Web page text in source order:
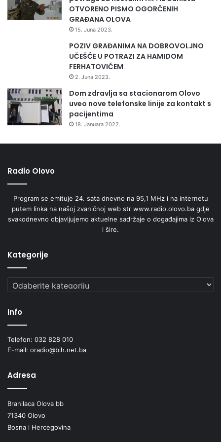
otpornosti i lijepog izgleda, breze u sve većem broju
uzgajaju kao ukrasne drvenaste biljne vrste u vrtovima i
parkovima, ističe Velić.
Video izjava Kasima Velića na Youtube kanalu
https://youtu.be/pEX_l5hBkT8
Institut za zdravlje i sigurnost hrane
—
OTVORENO PISMO OGORČENIH
GRAĐANA OLOVA
15. Juna 2023.
POZIV GRAĐANIMA NA DOBROVOLJNO
UČEŠĆE U POTRAZI ZA HAMIDOM
FERHATOVIĆEM
2. Juna 2023.
Dom zdravlja sa stacionarom Olovo
uveo nove telefonske linije za kontakt s
pacijentima
18. Januara 2022.
Radio Olovo
Program se emituje 24. sata dnevno na 95,1 MHz i na internetu
putem linka na našoj zvaničnoj web str www.radio.olovo.ba gdje
svakodnevno objavljujemo aktuelne sadržaje o događajima iz Olova
i šire.
Kategorije
Kategorije
Info
Telefon: 032 828 010
E-mail: oradio@bih.net.ba
Adresa
Branilaca Olova bb
71340 Olovo
Bosna i Hercegovina